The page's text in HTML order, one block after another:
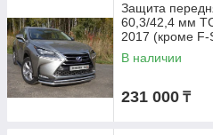
Защита
60,3/42,4 мм
2017 (кроме F-
В наличии
231 000 ₸